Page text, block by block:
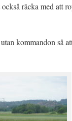
räcka med att
kommandon så